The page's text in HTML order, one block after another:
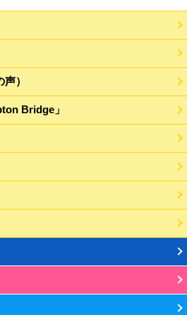
）
Bridge」